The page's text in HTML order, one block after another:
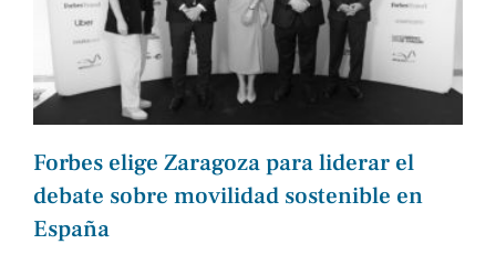
Forbes elige Zaragoza para liderar el
debate sobre movilidad sostenible en
España